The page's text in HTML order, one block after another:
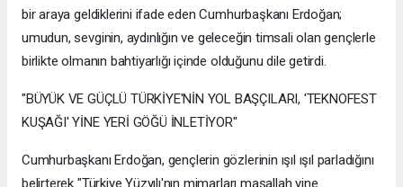
bir araya geldiklerini ifade eden Cumhurbaşkanı Erdoğan;
umudun, sevginin, aydınlığın ve geleceğin timsali olan gençlerle
birlikte olmanın bahtiyarlığı içinde olduğunu dile getirdi.
"BÜYÜK VE GÜÇLÜ TÜRKİYE'NİN YOL BAŞÇILARI, 'TEKNOFEST
KUŞAĞI' YİNE YERİ GÖĞÜ İNLETİYOR"
Cumhurbaşkanı Erdoğan, gençlerin gözlerinin ışıl ışıl parladığını
belirterek "Türkiye Yüzyılı'nın mimarları maşallah yine